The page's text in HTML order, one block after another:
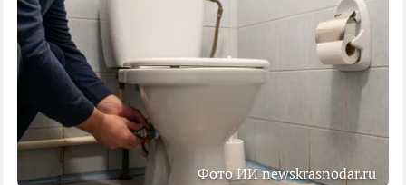
Фото ИИ newskrasnodar.ru